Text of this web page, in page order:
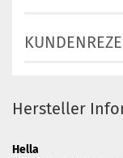
Hersteller
Hella